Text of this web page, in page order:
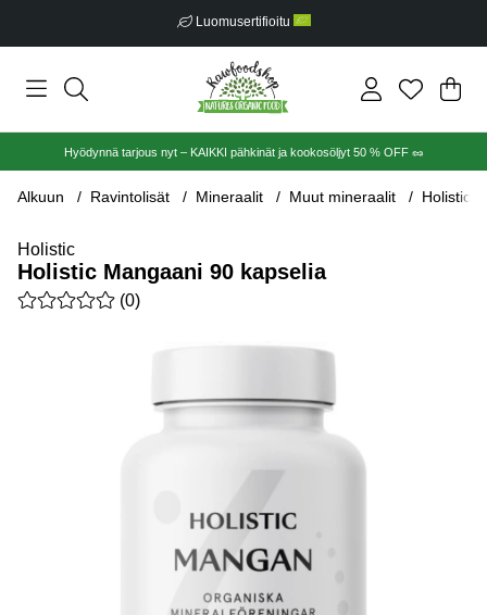
Luomusertifioitu
.
Hyödynnä tarjous nyt – KAIKKI pähkinät ja kookosöljyt 50 % OFF 🥜
Alkuun Ravintolisät Mineraalit Muut mineraalit Holistic
Holistic
Holistic Mangaani 90 kapselia
Keskiarvoluokitus 0 / 5 Arvioiden määrä 0
(0)
Tuotekuvat Holistic Mangaani 90 kapselia